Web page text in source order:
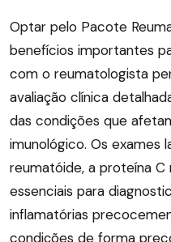
Optar pelo Pacote
benefícios importantes
com o reumatologista
avaliação clínica
das condições que
imunológico. Os exames
reumatóide, a proteína C
essenciais para
inflamatórias
condições de forma